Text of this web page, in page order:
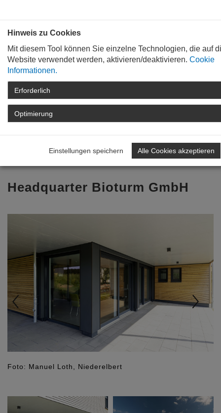
STARTSEITE
ARCHIV
TAG DER ARCHITEKTUR
2024
Zurück zur Übersicht
Headquarter Bioturm GmbH
Foto: Manuel Loth, Niederelbert
Hinweis zu Cookies
Mit diesem Tool können Sie einzelne Technologien, die auf
Website verwendet werden, aktivieren/deaktivieren. Cookie
Informationen.
Erforderlich
Optimierung
Einstellungen speichern Alle Cookies akzeptieren